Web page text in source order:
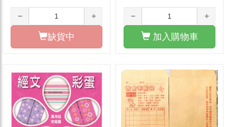
缺貨中 加入購物車